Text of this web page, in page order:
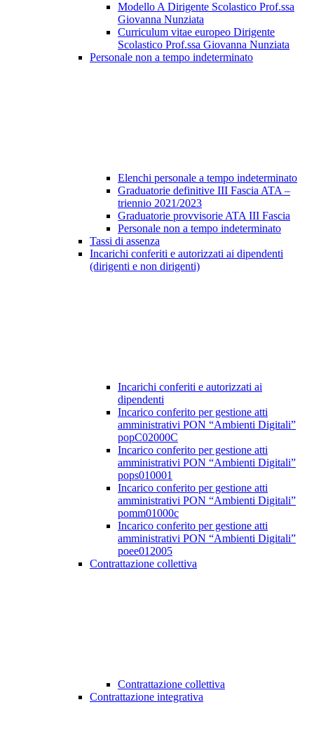
Modello A Dirigente Scolastico Prof.ssa
Giovanna Nunziata
Curriculum vitae europeo Dirigente
Scolastico Prof.ssa Giovanna Nunziata
Personale non a tempo indeterminato
Elenchi personale a tempo indeterminato
Graduatorie definitive III Fascia ATA –
triennio 2021/2023
Graduatorie provvisorie ATA III Fascia
Personale non a tempo indeterminato
Tassi di assenza
Incarichi conferiti e autorizzati ai dipendenti
(dirigenti e non dirigenti)
Incarichi conferiti e autorizzati ai
dipendenti
Incarico conferito per gestione atti
amministrativi PON “Ambienti Digitali”
popC02000C
Incarico conferito per gestione atti
amministrativi PON “Ambienti Digitali”
pops010001
Incarico conferito per gestione atti
amministrativi PON “Ambienti Digitali”
pomm01000c
Incarico conferito per gestione atti
amministrativi PON “Ambienti Digitali”
poee012005
Contrattazione collettiva
Contrattazione collettiva
Contrattazione integrativa